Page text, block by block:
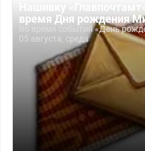
Нашивку
время Дня рождения
Во время события «День
05 августа, среда